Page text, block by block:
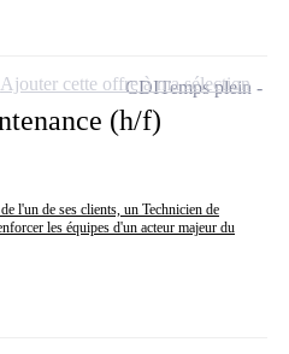
(h/f)
l'un de ses clients, un Technicien de
les équipes d'un acteur majeur du
CDITemps plein
Ajouter cette offre à ma sélection